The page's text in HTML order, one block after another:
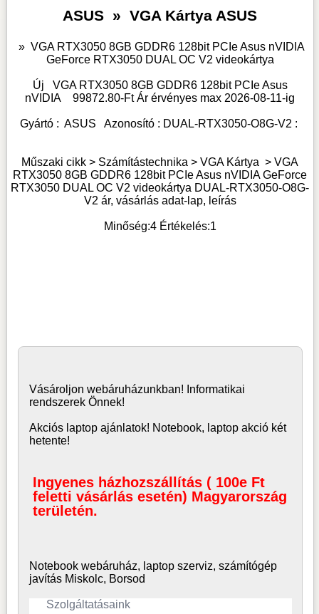
ASUS »VGA Kártya ASUS
» VGA RTX3050 8GB GDDR6 128bit PCIe Asus nVIDIA
GeForce RTX3050 DUAL OC V2 videokártya
Új VGA RTX3050 8GB GDDR6 128bit PCIe Asus
nVIDIA
99872.80-Ft Ár érvényes max 2026-08-11-ig
Gyártó : ASUS Azonosító : DUAL-RTX3050-O8G-V2 :
Műszaki cikk > Számítástechnika >VGA Kártya >VGA
RTX3050 8GB GDDR6 128bit PCIe Asus nVIDIA GeForce
RTX3050 DUAL OC V2 videokártya DUAL-RTX3050-O8G-
V2 ár, vásárlás adat-lap, leírás
Minőség:4Értékelés:1
Vásároljon webáruházunkban! Informatikai
rendszerek Önnek!
Akciós laptop ajánlatok! Notebook, laptop akció két
hetente!
Ingyenes házhozszállítás ( 100e Ft
feletti vásárlás esetén) Magyarország
területén.
Notebook webáruház, laptop szerviz, számítógép
javítás Miskolc, Borsod
Szolgáltatásaink